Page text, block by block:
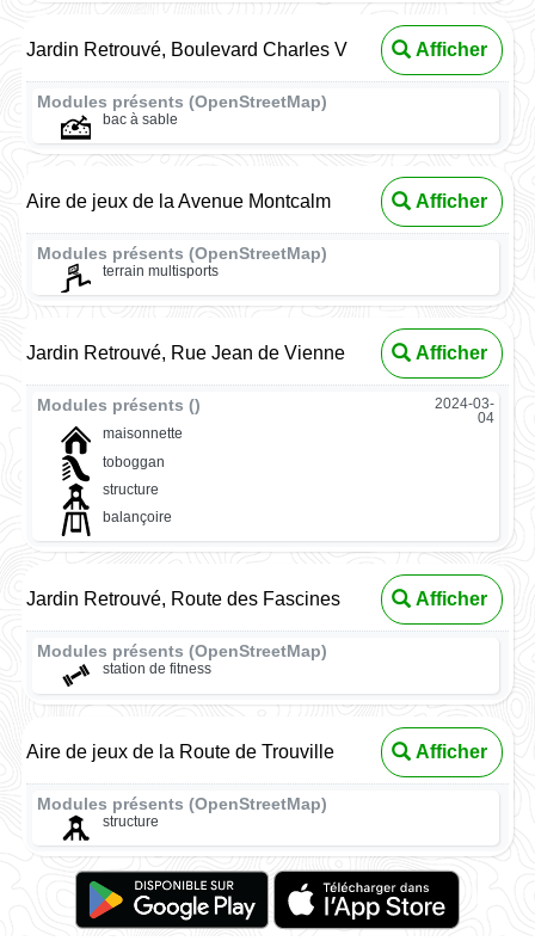
Jardin Retrouvé, Boulevard Charles V Afficher
Modules présents (OpenStreetMap)
bac à sable
Aire de jeux de la Avenue Montcalm Afficher
Modules présents (OpenStreetMap)
terrain multisports
Jardin Retrouvé, Rue Jean de Vienne Afficher
Modules présents ()
2024-03-
04
maisonnette
toboggan
structure
balançoire
Jardin Retrouvé, Route des Fascines Afficher
Modules présents (OpenStreetMap)
station de fitness
Aire de jeux de la Route de Trouville Afficher
Modules présents (OpenStreetMap)
structure